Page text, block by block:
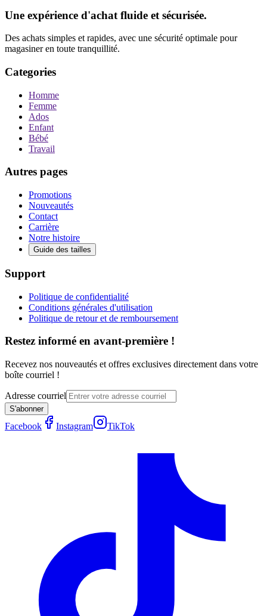
Une expérience d'achat fluide et sécurisée.
Des achats simples et rapides, avec une sécurité optimale pour
magasiner en toute tranquillité.
Categories
Homme
Femme
Ados
Enfant
Bébé
Travail
Autres pages
Promotions
Nouveautés
Contact
Carrière
Notre histoire
Guide des tailles
Support
Politique de confidentialité
Conditions générales d'utilisation
Politique de retour et de remboursement
Restez informé en avant-première !
Recevez nos nouveautés et offres exclusives directement dans votre
boîte courriel !
Adresse courriel
S'abonner
Facebook Instagram TikTok